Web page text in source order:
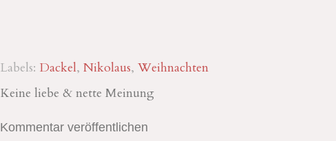
Labels: Dackel, Nikolaus, Weihnachten
Keine liebe & nette Meinung
Kommentar veröffentlichen